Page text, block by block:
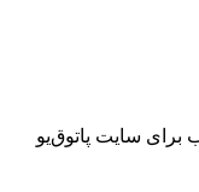
برای سایت پاتوق‌یو